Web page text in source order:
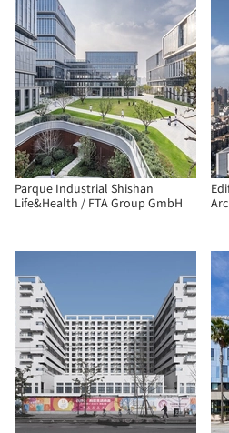
Parque Industrial Shishan
Life&Health / FTA Group GmbH